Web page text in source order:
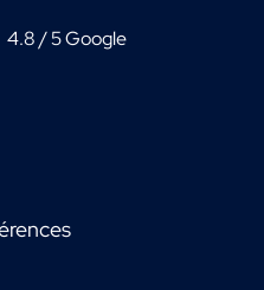
4.8 / 5 Google